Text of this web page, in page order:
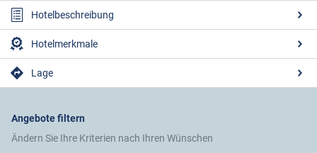
Hotelbeschreibung
Hotelmerkmale
Lage
Angebote filtern
Ändern Sie Ihre Kriterien nach Ihren Wünschen